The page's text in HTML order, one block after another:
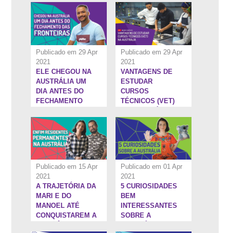
CANGURUS
ATRAVÉS DE UM
MBA
Publicado em 29 Apr
2021
ELE CHEGOU NA
AUSTRÁLIA UM
DIA ANTES DO
FECHAMENTO
| INTERCAMBISTA
OTIMISTA #14
Publicado em 29 Apr
2021
VANTAGENS DE
ESTUDAR
CURSOS
TÉCNICOS (VET)
Publicado em 15 Apr
2021
19:33''
A TRAJETÓRIA DA
MARI E DO
MANOEL ATÉ
CONQUISTAREM A
Publicado em 01 Apr
2021
5 CURIOSIDADES
BEM
INTERESSANTES
SOBRE A